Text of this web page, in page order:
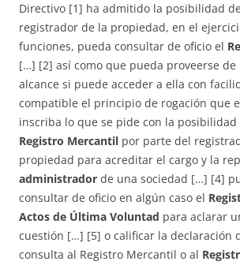
Directivo [1] ha admitido la posibilidad
registrador de la propiedad, en el
funciones, pueda consultar de oficio el
[…] [2] así como que pueda proveerse de
alcance si puede acceder a ella con
compatible el principio de rogación que
inscriba lo que se pide con la posibilidad
Registro Mercantil por parte del
propiedad para acreditar el cargo y la
administrador de una sociedad […] [4]
consultar de oficio en algún caso el
Actos de Última Voluntad para aclarar
cuestión […] [5] o calificar la declaración
consulta al Registro Mercantil o al